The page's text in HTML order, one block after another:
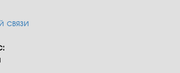
связи